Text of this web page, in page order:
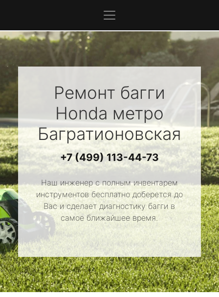
Ремонт багги
Honda метро
Багратионовская
+7 (499) 113-44-73
Наш инженер с полным инвентарем
инструментов бесплатно доберется до
Вас и сделает диагностику багги в
самое ближайшее время.